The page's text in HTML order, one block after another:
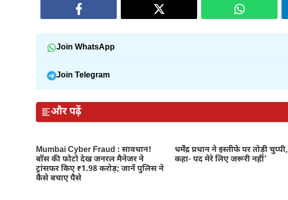
Join WhatsApp
Join Telegram
और पढ़ें
Mumbai Cyber Fraud : सावधान!
बॉस की फोटो देख जनरल मैनेजर ने
ट्रांसफर किए ₹1.98 करोड़; जानें पुलिस ने
कैसे बचाए पैसे
धर्मेंद्र प्रधान ने इस्तीफे पर तोड़ी चुप्पी,
कहा- पद मेरे लिए जरूरी नहीं’